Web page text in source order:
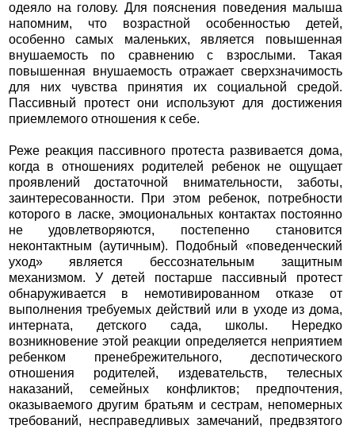
одеяло на голову. Для пояснения поведения малыша
напомним, что возрастной особенностью детей,
особенно самых маленьких, является повышенная
внушаемость по сравнению с взрослыми. Такая
повышенная внушаемость отражает сверхзначимость
для них чувства принятия их социальной средой.
Пассивный протест они используют для достижения
приемлемого отношения к себе.
Реже реакция пассивного протеста развивается дома,
когда в отношениях родителей ребенок не ощущает
проявлений достаточной внимательности, заботы,
заинтересованности. При этом ребенок, потребности
которого в ласке, эмоциональных контактах постоянно
не удовлетворяются, постепенно становится
неконтактным (аутичным). Подобный «поведенческий
уход» является бессознательным защитным
механизмом. У детей постарше пассивный протест
обнаруживается в немотивированном отказе от
выполнения требуемых действий или в уходе из дома,
интерната, детского сада, школы. Нередко
возникновение этой реакции определяется неприятием
ребенком пренебрежительного, деспотического
отношения родителей, издевательств, телесных
наказаний, семейных конфликтов; предпочтения,
оказываемого другим братьям и сестрам, непомерных
требований, несправедливых замечаний, предвзятого